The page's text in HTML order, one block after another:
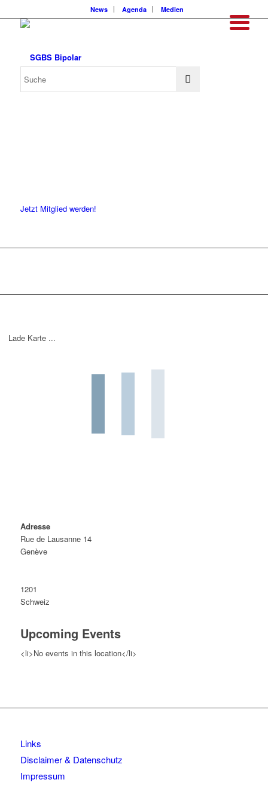
News Agenda Medien
Jetzt Mitglied werden!
Lade Karte ...
Adresse
Rue de Lausanne 14
Genève
1201
Schweiz
Upcoming Events
<li>No events in this location</li>
Links
Disclaimer & Datenschutz
Impressum